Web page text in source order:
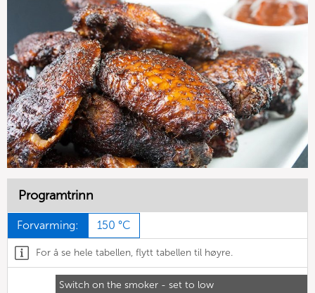
Programtrinn
Forvarming: 150 °C
For å se hele tabellen, flytt tabellen til høyre.
Switch on the smoker - set to low